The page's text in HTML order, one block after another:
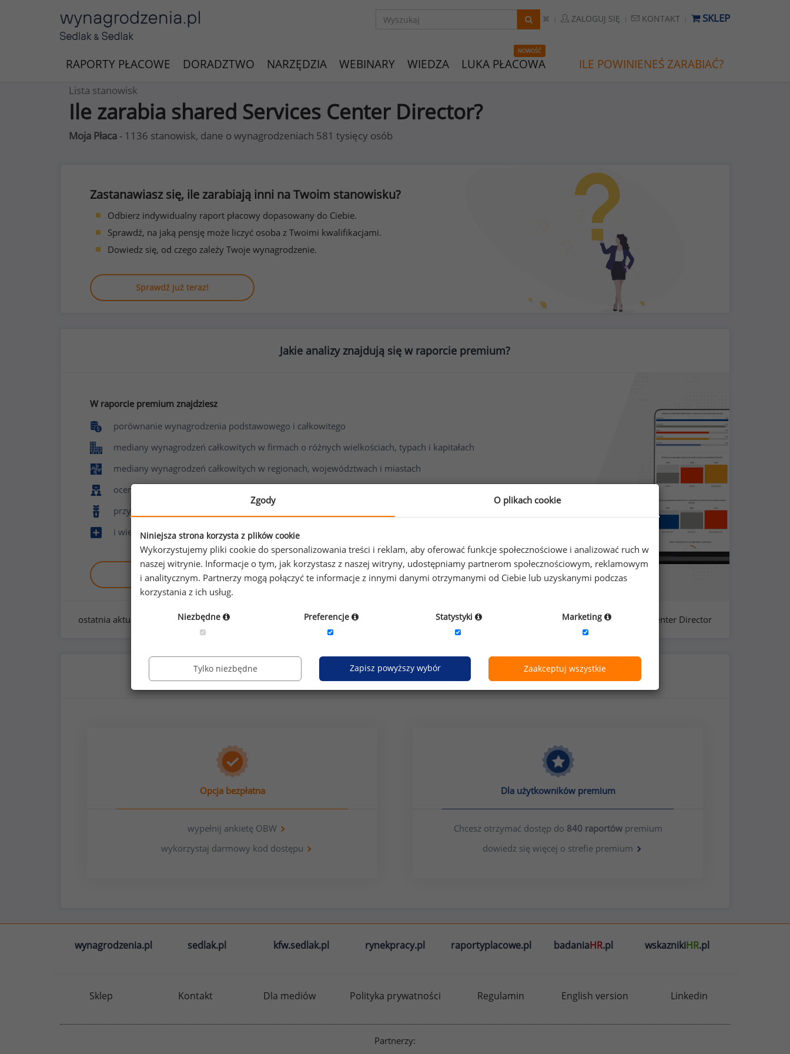
ZALOGUJ SIĘ KONTAKT SKLEP
RAPORTY PŁACOWE DORADZTWO NARZĘDZIA WEBINARY WIEDZA
NOWOŚĆ
LUKA PŁACOWA ILE POWINIENEŚ ZARABIAĆ?
Lista stanowisk
Ile zarabia shared Services Center Director?
Moja Płaca - 1136 stanowisk, dane o wynagrodzeniach 581 tysięcy osób
Zastanawiasz się, ile zarabiają inni na Twoim stanowisku?
Odbierz indywidualny raport płacowy dopasowany do Ciebie.
Sprawdź, na jaką pensję może liczyć osoba z Twoimi kwalifikacjami.
Dowiedz się, od czego zależy Twoje wynagrodzenie.
Sprawdź już teraz!
Jakie analizy znajdują się w raporcie premium?
W raporcie premium znajdziesz
porównanie wynagrodzenia podstawowego i całkowitego
mediany wynagrodzeń całkowitych w firmach o różnych wielkościach, typach i kapitałach
mediany wynagrodzeń całkowitych w regionach, województwach i miastach
ocenę poziomu zadowolenia z pracy i wynagrodzenia
przyznawane benefity
i wiele innych
Zobacz raport demo
ostatnia aktualizacja: styczeń 2026 grupa stanowisk: usługi: pozostałe próba: 43 - shared Services Center Director
Jak uzyskać dostęp do raportu?
Opcja bezpłatna
wypełnij ankietę OBW
wykorzystaj darmowy kod dostępu
Dla użytkowników premium
Chcesz otrzymać dostęp do 840 raportówpremium
dowiedz się więcej o strefie premium
wynagrodzenia.pl sedlak.pl kfw.sedlak.pl rynekpracy.pl raportyplacowe.pl badaniaHR.pl wskaznikiHR.pl
Sklep Kontakt Dla mediów Polityka prywatności Regulamin English version Linkedin
Partnerzy:
Zgody O plikach cookie
Niniejsza strona korzysta z plików cookie
Wykorzystujemy pliki cookie do spersonalizowania treści i reklam, aby oferować funkcje społecznościowe i analizować ruch w
naszej witrynie. Informacje o tym, jak korzystasz z naszej witryny, udostępniamy partnerom społecznościowym, reklamowym
i analitycznym. Partnerzy mogą połączyć te informacje z innymi danymi otrzymanymi od Ciebie lub uzyskanymi podczas
korzystania z ich usług.
Niezbędne Preferencje Statystyki Marketing
Tylko niezbędne Zapisz powyższy wybór Zaakceptuj wszystkie